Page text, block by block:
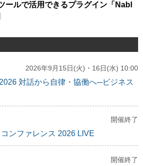
ールで活用できるプラグイン「Nabl
2026年9月15日(火)・16日(水) 10:00
対話から自律・協働へ─ビジネス
開催終了
ンファレンス 2026 LIVE
開催終了